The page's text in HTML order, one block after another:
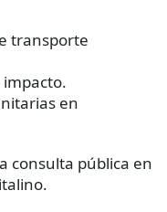
transporte
impacto.
en
consulta pública en